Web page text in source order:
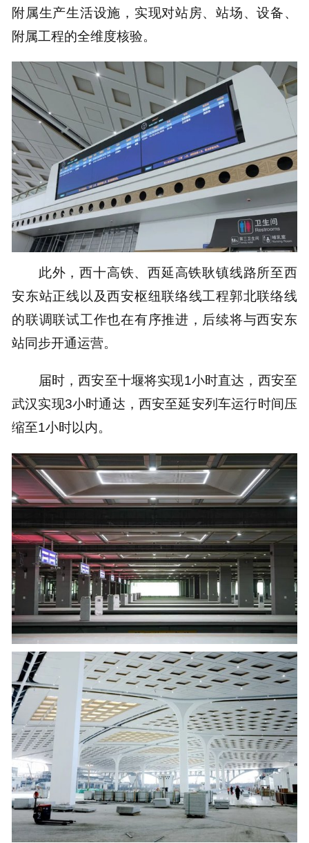
附属生产生活设施， 实现对站房、站场、设备、
附属工程的全维度核验。
此外，西十高铁、西延高铁耿镇线路所至西
安东站正线以及西安枢纽联络线工程郭北联络线
的联调联试工作也在有序推进，后续将与西安东
站同步开通运营。
届时，西安至十堰将实现1小时直达，西安至
武汉实现3小时通达，西安至延安列车运行时间压
缩至1小时以内。